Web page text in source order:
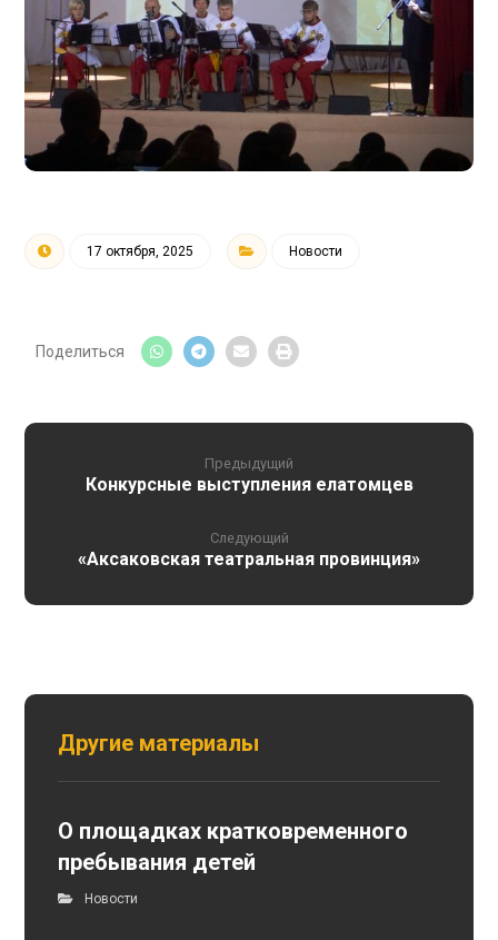
17 октября, 2025 Новости
Предыдущий
Конкурсные выступления елатомцев
Следующий
«Аксаковская театральная провинция»
Другие материалы
О площадках кратковременного
пребывания детей
Новости